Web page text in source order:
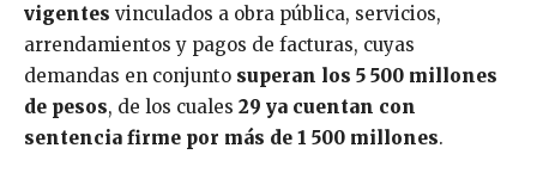
vigentes vinculados a obra pública, servicios,
arrendamientos y pagos de facturas, cuyas
demandas en conjunto superan los 5 500 millones
de pesos, de los cuales 29 ya cuentan con
sentencia firme por más de 1 500 millones.